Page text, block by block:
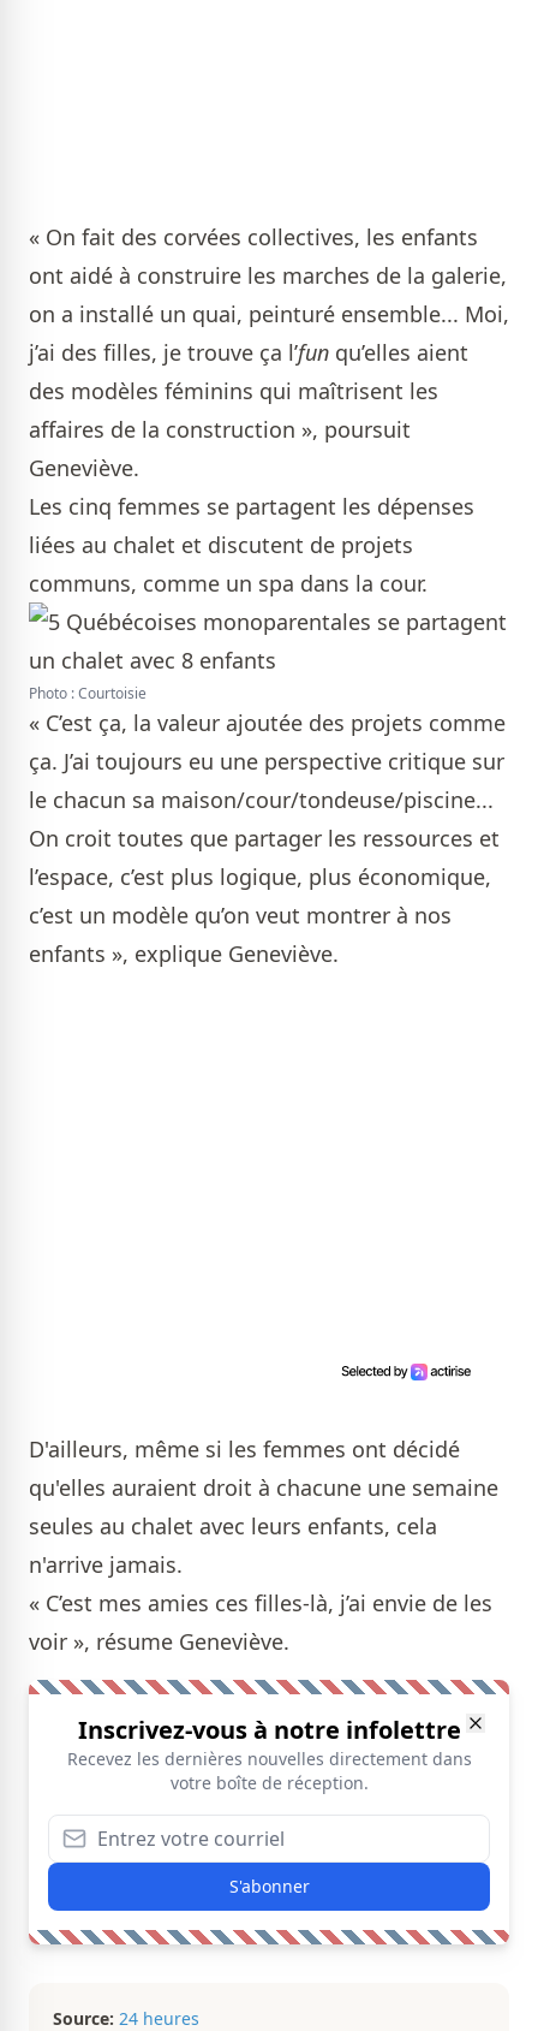
« On fait des corvées collectives, les enfants
ont aidé à construire les marches de la galerie,
on a installé un quai, peinturé ensemble... Moi,
j’ai des filles, je trouve ça l’fun qu’elles aient
des modèles féminins qui maîtrisent les
affaires de la construction », poursuit
Geneviève.
Les cinq femmes se partagent les dépenses
liées au chalet et discutent de projets
communs, comme un spa dans la cour.
Photo : Courtoisie
« C’est ça, la valeur ajoutée des projets comme
ça. J’ai toujours eu une perspective critique sur
le chacun sa maison/cour/tondeuse/piscine...
On croit toutes que partager les ressources et
l’espace, c’est plus logique, plus économique,
c’est un modèle qu’on veut montrer à nos
enfants », explique Geneviève.
D'ailleurs, même si les femmes ont décidé
qu'elles auraient droit à chacune une semaine
seules au chalet avec leurs enfants, cela
n'arrive jamais.
« C’est mes amies ces filles-là, j’ai envie de les
voir », résume Geneviève.
Inscrivez-vous à notre infolettre
Recevez les dernières nouvelles directement dans
votre boîte de réception.
S'abonner
Source: 24 heures